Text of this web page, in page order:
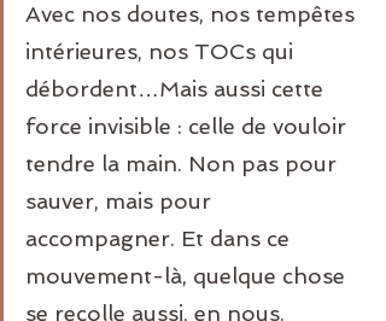
Avec nos doutes, nos tempêtes
intérieures, nos TOCs qui
débordent…Mais aussi cette
force invisible : celle de vouloir
tendre la main. Non pas pour
sauver, mais pour
accompagner. Et dans ce
mouvement-là, quelque chose
se recolle aussi, en nous.⠀